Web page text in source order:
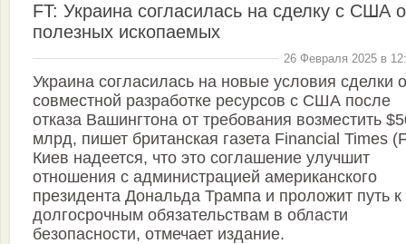
FT: Украина согласилась на сделку с США о
полезных ископаемых
26 Февраля 2025 в
Украина согласилась на новые условия сделки о
совместной разработке ресурсов с США после
отказа Вашингтона от требования возместить
млрд, пишет британская газета Financial Times
Киев надеется, что это соглашение улучшит
отношения с администрацией американского
президента Дональда Трампа и проложит путь к
долгосрочным обязательствам в области
безопасности, отмечает издание.